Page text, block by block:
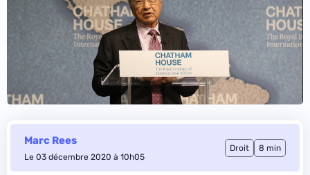
Marc Rees
Le 03 décembre 2020 à 10h05
Droit 8 min